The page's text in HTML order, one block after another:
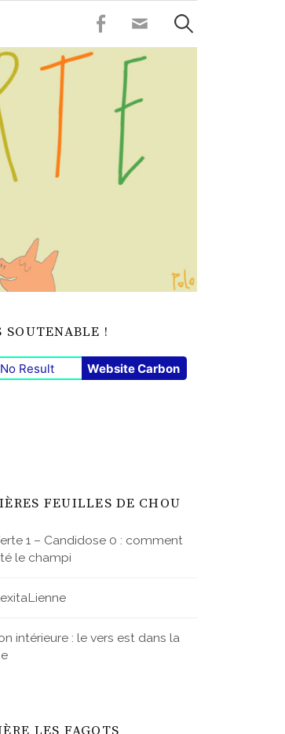
FACEBOOKCONTACT
Rechercher :
SOUTENABLE !
No Result Website Carbon
FEUILLES DE CHOU
1 – Candidose 0 : comment
le champi
intérieure : le vers est dans la